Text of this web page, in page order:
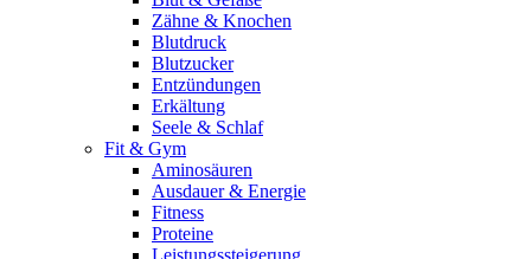
Zähne & Knochen
Blutdruck
Blutzucker
Entzündungen
Erkältung
Seele & Schlaf
Fit & Gym
Aminosäuren
Ausdauer & Energie
Fitness
Proteine
Leistungssteigerung